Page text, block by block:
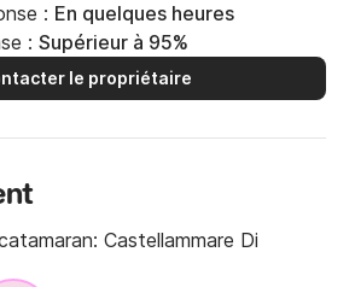
: En quelques heures
: Supérieur à 95%
le propriétaire
Castellammare Di